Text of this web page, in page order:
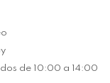
de 10:00 a 14:00